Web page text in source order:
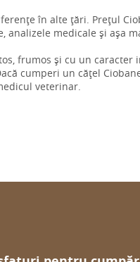
în alte țări. Prețul
medicale și așa
frumos și cu un caracter
cumperi un cățel
veterinar.